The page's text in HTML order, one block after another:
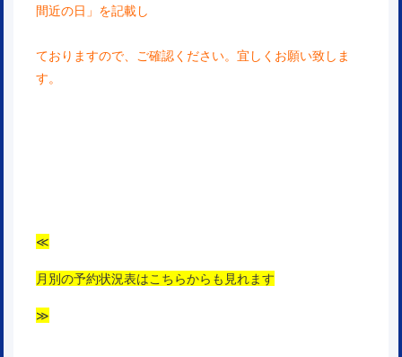
間近の日」を記載し
ておりますので、ご確認ください。宜しくお願い致しま
す。
≪
月別の予約状況表はこちらからも見れます
≫